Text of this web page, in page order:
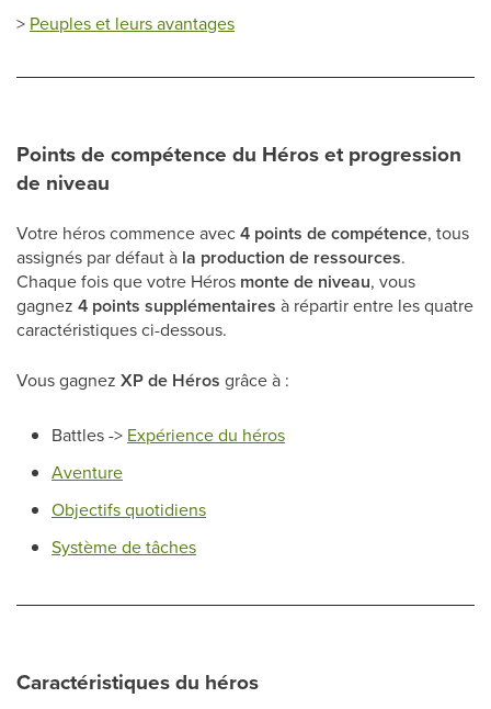
> Peuples et leurs avantages
Points de compétence du Héros et progression
de niveau
Votre héros commence avec4 points de compétence, tous
assignés par défaut à la production de ressources.
Chaque fois que votre Héros monte de niveau, vous
gagnez 4 points supplémentaires à répartir entre les quatre
caractéristiques ci-dessous.
Vous gagnez XP de Héros grâce à :
Battles -> Expérience du héros
Aventure
Objectifs quotidiens
Système de tâches
Caractéristiques du héros